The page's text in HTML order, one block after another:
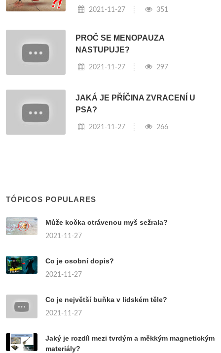
2021-11-27 351
PROČ SE MENOPAUZA
NASTUPUJE?
2021-11-27 297
JAKÁ JE PŘÍČINA ZVRACENÍ U
PSA?
2021-11-27 266
TÓPICOS POPULARES
Může kočka otrávenou myš sežrala?
2021-11-27
Co je osobní dopis?
2021-11-27
Co je největší buňka v lidském těle?
2021-11-27
Jaký je rozdíl mezi tvrdým a měkkým magnetickým
materiály?